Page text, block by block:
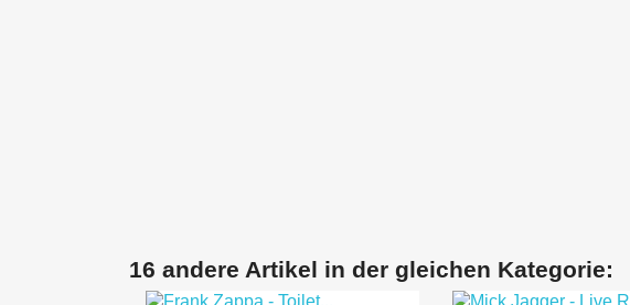
16 andere Artikel in der gleichen Kategorie: